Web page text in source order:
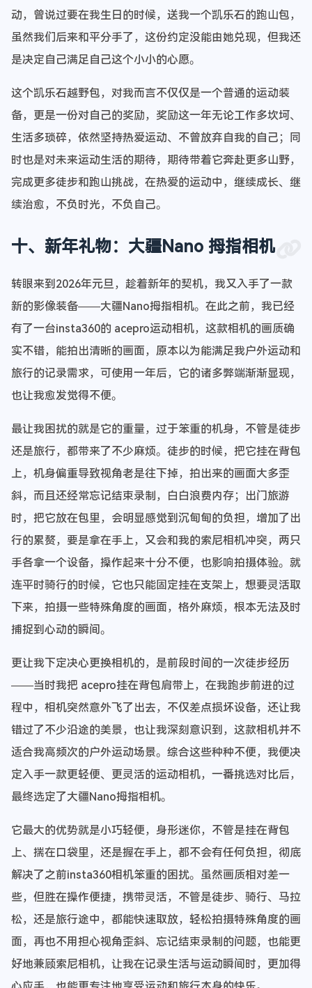
动，曾说过要在我生日的时候，送我一个凯乐石的跑山包，
虽然我们后来和平分手了，这份约定没能由她兑现，但我还
是决定自己满足自己这个小小的心愿。
这个凯乐石越野包，对我而言不仅仅是一个普通的运动装
备，更是一份对自己的奖励，奖励这一年无论工作多坎坷、
生活多琐碎，依然坚持热爱运动、不曾放弃自我的自己；同
时也是对未来运动生活的期待，期待带着它奔赴更多山野，
完成更多徒步和跑山挑战，在热爱的运动中，继续成长、继
续治愈，不负时光，不负自己。
十、新年礼物：大疆Nano 拇指相机
转眼来到2026年元旦，趁着新年的契机，我又入手了一款
新的影像装备——大疆Nano拇指相机。在此之前，我已经
有了一台insta360的 acepro运动相机，这款相机的画质确
实不错，能拍出清晰的画面，原本以为能满足我户外运动和
旅行的记录需求，可使用一年后，它的诸多弊端渐渐显现，
也让我愈发觉得不便。
最让我困扰的就是它的重量，过于笨重的机身，不管是徒步
还是旅行，都带来了不少麻烦。徒步的时候，把它挂在背包
上，机身偏重导致视角老是往下掉，拍出来的画面大多歪
斜，而且还经常忘记结束录制，白白浪费内存；出门旅游
时，把它放在包里，会明显感觉到沉甸甸的负担，增加了出
行的累赘，要是拿在手上，又会和我的索尼相机冲突，两只
手各拿一个设备，操作起来十分不便，也影响拍摄体验。就
连平时骑行的时候，它也只能固定挂在支架上，想要灵活取
下来，拍摄一些特殊角度的画面，格外麻烦，根本无法及时
捕捉到心动的瞬间。
更让我下定决心更换相机的，是前段时间的一次徒步经历
——当时我把 acepro挂在背包肩带上，在我跑步前进的过
程中，相机突然意外飞了出去，不仅差点损坏设备，还让我
错过了不少沿途的美景，也让我深刻意识到，这款相机并不
适合我高频次的户外运动场景。综合这些种种不便，我便决
定入手一款更轻便、更灵活的运动相机，一番挑选对比后，
最终选定了大疆Nano拇指相机。
它最大的优势就是小巧轻便，身形迷你，不管是挂在背包
上、揣在口袋里，还是握在手上，都不会有任何负担，彻底
解决了之前insta360相机笨重的困扰。虽然画质相对差一
些，但胜在操作便捷，携带灵活，不管是徒步、骑行、马拉
松，还是旅行途中，都能快速取放，轻松拍摄特殊角度的画
面，再也不用担心视角歪斜、忘记结束录制的问题，也能更
好地兼顾索尼相机，让我在记录生活与运动瞬间时，更加得